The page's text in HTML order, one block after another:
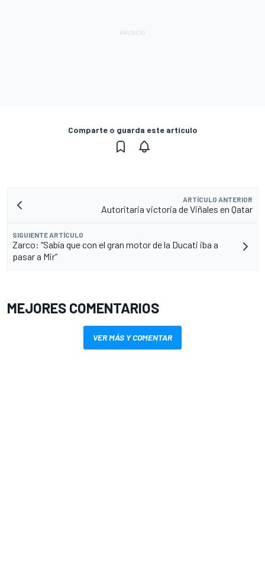
Comparte o guarda este artículo
ARTÍCULO ANTERIOR
Autoritaria victoria de Viñales en Qatar
SIGUIENTE ARTÍCULO
Zarco: “Sabía que con el gran motor de la Ducati iba a
pasar a Mir”
MEJORES COMENTARIOS
VER MÁS Y COMENTAR